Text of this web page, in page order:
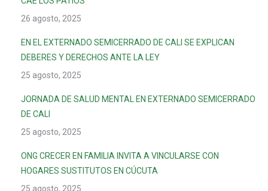
26 agosto, 2025
EN EL EXTERNADO SEMICERRADO DE CALI SE EXPLICAN
DEBERES Y DERECHOS ANTE LA LEY
25 agosto, 2025
JORNADA DE SALUD MENTAL EN EXTERNADO SEMICERRADO
DE CALI
25 agosto, 2025
ONG CRECER EN FAMILIA INVITA A VINCULARSE CON
HOGARES SUSTITUTOS EN CÚCUTA
25 agosto, 2025